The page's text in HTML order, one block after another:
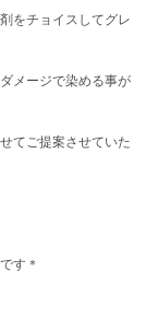
をチョイスしてグレ
メージで染める事が
てご提案させていた
す＊